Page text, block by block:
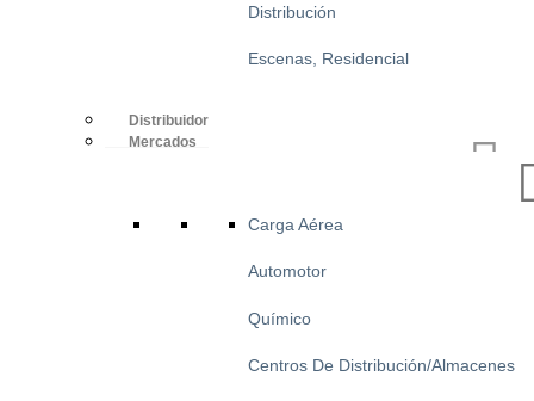
Distribución
Escenas, Residencial
Distribuidor
Mercados
Carga Aérea
Automotor
Químico
Centros De Distribución/Almacenes